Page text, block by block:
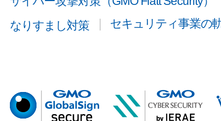
なりすまし対策
セキュリティ事業の